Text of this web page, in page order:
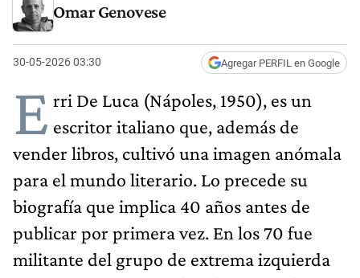
Omar Genovese
30-05-2026 03:30 Agregar PERFIL en Google
E rri De Luca (Nápoles, 1950), es un
escritor italiano que, además de
vender libros, cultivó una imagen anómala
para el mundo literario. Lo precede su
biografía que implica 40 años antes de
publicar por primera vez. En los 70 fue
militante del grupo de extrema izquierda